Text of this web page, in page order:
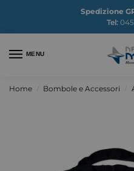
Spedizione
Tel:
MENU
Home Bombole e Accessori